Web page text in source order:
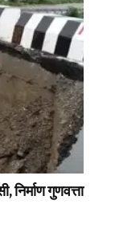
गुणवत्ता